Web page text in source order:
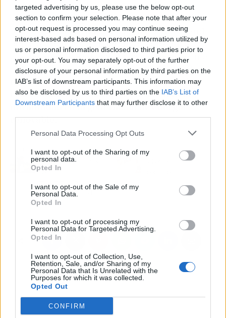
targeted advertising by us, please use the below opt-out
section to confirm your selection. Please note that after your
opt-out request is processed you may continue seeing
interest-based ads based on personal information utilized by
us or personal information disclosed to third parties prior to
your opt-out. You may separately opt-out of the further
disclosure of your personal information by third parties on the
IAB’s list of downstream participants. This information may
also be disclosed by us to third parties on the IAB’s List of
Downstream Participants that may further disclose it to other
Personal Data Processing Opt Outs
I want to opt-out of the Sharing of my
personal data.
Opted In
I want to opt-out of the Sale of my
Personal Data.
Opted In
I want to opt-out of processing my
Personal Data for Targeted Advertising.
Opted In
I want to opt-out of Collection, Use,
Retention, Sale, and/or Sharing of my
Personal Data that Is Unrelated with the
Purposes for which it was collected.
Opted Out
CONFIRM
Guiados por la visión de su CEO Giuseppe
Storniolo, la compañía ha adoptado la última
tecnología fotovoltaica del mercado, apostando
por la eficacia de los microinversores en el
aumento de la producción y la garantía de una
vida útil prolongada de las instalaciones.Se
trata de sistemas vanguardistas que están
redefiniendo los estándares de eficiencia y
durabilidad en la generación de energía
renovable.
Artículo anterior
eQuaid presenta nuevas
fórmulas que
beneficios de la leche de
yegua
Artículo siguiente
2024, el año de las